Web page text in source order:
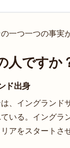
一つ一つの事
人ですか
ド出身
、イングランド
いる。イング
アをスタートさ